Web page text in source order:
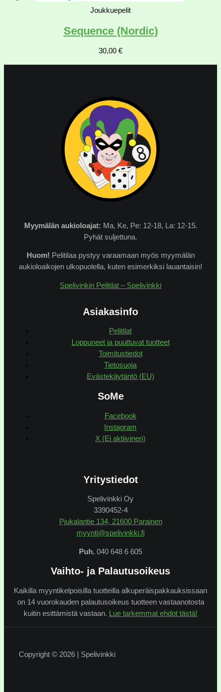
Joukkuepelit
Sequence (Nordic)
30,00 €
Myymälän aukioloajat: Ma, Ke, Pe: 12-18, La: 12-15.
Pyhät suljettuna.
Huom! Pelitilaa pystyy varaamaan myös myymälän
aukioloaikojen ulkopuolella, kuten esimerkiksi lauantaisin!
Spelivinkin Pelitilat – Spelivinkki
Asiakasinfo
Pelitilat
Loppuneet ja puuttuvat tuotteet
Toimitustiedot
Tietosuoja
Evästekäytäntö (EU)
SoMe
Facebook
Instagram
X (Ei aktiivinen)
Yritystiedot
Spelivinkki Oy
3390452-4
Pjukalantie 134, 21600 Parainen
myynti@spelivinkki.fi
Puh. 040 648 6 605
Vaihto- ja Palautusoikeus
Kaikilla myyntikelpoisilla tuotteilla alkuperäispakkauksissaan
on 14 vuorokauden palautusoikeus tuotteen vastaanotosta
kuitin esittämistä vastaan.
Lue tarkemmat ehdot tästä!
Copyright © 2026 | Spelivinkki